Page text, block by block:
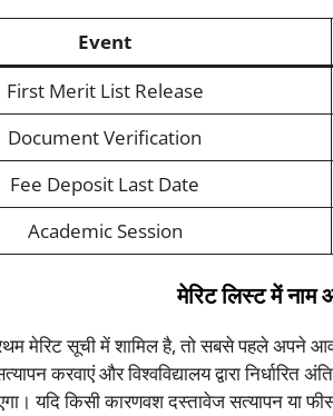
Event
First Merit List Release
Document Verification
Fee Deposit Last Date
Academic Session
मेरिट लिस्ट में
मेरिट सूची में शामिल है, तो सबसे पहले अपने
करवाएं और विश्वविद्यालय द्वारा
यदि किसी कारणवश दस्तावेज सत्यापन या